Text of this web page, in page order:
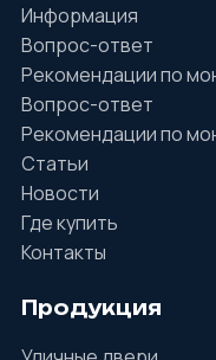
Информация
Вопрос-ответ
Рекомендации по
Вопрос-ответ
Рекомендации по
Статьи
Новости
Где купить
Контакты
Продукция